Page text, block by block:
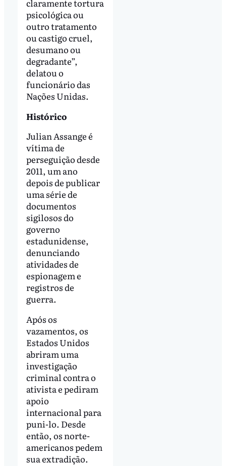
claramente tortura
psicológica ou
outro tratamento
ou castigo cruel,
desumano ou
degradante”,
delatou o
funcionário das
Nações Unidas.
Histórico
Julian Assange é
vítima de
perseguição desde
2011, um ano
depois de publicar
uma série de
documentos
sigilosos do
governo
estadunidense,
denunciando
atividades de
espionagem e
registros de
guerra.
Após os
vazamentos, os
Estados Unidos
abriram uma
investigação
criminal contra o
ativista e pediram
apoio
internacional para
puni-lo. Desde
então, os norte-
americanos pedem
sua extradição.